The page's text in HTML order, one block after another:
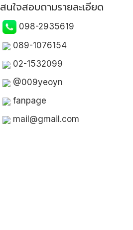
สนใจสอบถามรายละเอียด
098-2935619
089-1076154
02-1532099
@009yeoyn
fanpage
mail@gmail.com